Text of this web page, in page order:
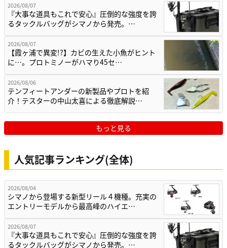
2026/08/07
『大事な道具もこれで安心』圧倒的な強度を誇
るタックルバッグがシマノから発売。…
2026/08/07
【霞ヶ浦で異変!?】カビの生えた小魚がヒント
に…。プロトミノーがハマり45セ…
2026/08/06
テンフィートアンダーの新製品やプロトを紹
介！テスターの中山太喜による徹底解説…
もっと見る
人気記事ランキング(全体)
2026/08/04
シマノから登場する新型リール４機種。充実の
エントリーモデルから最高峰のハイエ…
2026/08/07
『大事な道具もこれで安心』圧倒的な強度を誇
るタックルバッグがシマノから発売。…